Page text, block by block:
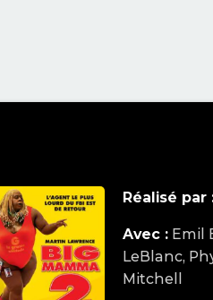
Réalisé par
Avec : Emil
LeBlanc,
Mitchell